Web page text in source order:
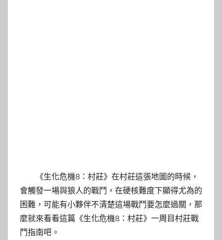
《生化危機8：村莊》在村莊這張地圖的時候，
會觸發一場與狼人的戰鬥，在硬核難度下顯得尤為的
困難，可能有小夥伴不清楚這場戰鬥要怎麼過關，那
麼就來看看這篇《生化危機8：村莊》一周目村莊戰
鬥指南吧。